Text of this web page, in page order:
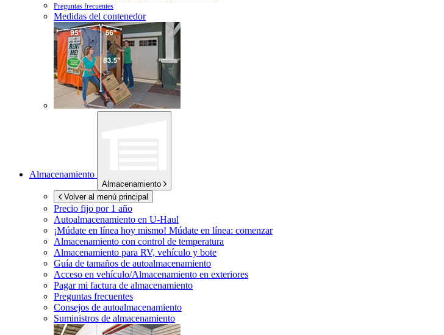
Preguntas frecuentes
Medidas del contenedor
Almacenamiento
Almacenamiento
Volver al menú principal
Precio fijo por 1 año
Autoalmacenamiento en U-Haul
¡Múdate en línea hoy mismo! Múdate en línea: comenzar
Almacenamiento con control de temperatura
Almacenamiento para RV, vehículo y bote
Guía de tamaños de autoalmacenamiento
Acceso en vehículo/Almacenamiento en exteriores
Pagar mi factura de almacenamiento
Preguntas frecuentes
Consejos de autoalmacenamiento
Suministros de almacenamiento